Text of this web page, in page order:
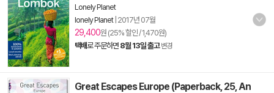
Lonely Planet
lonely Planet| 2017년 07월
29,400원 (25% 할인 / 1,470원)
택배로 주문하면 8월 13일 출고 변경
Great Escapes Europe (Paperback, 25, An